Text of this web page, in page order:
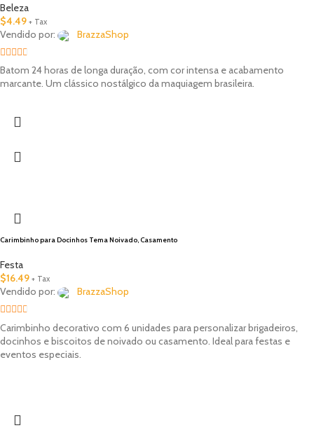
Beleza
$4.49 + Tax
Vendido por: BrazzaShop
2.33
out of
Batom 24 horas de longa duração, com cor intensa e acabamento
marcante. Um clássico nostálgico da maquiagem brasileira.
Carimbinho para Docinhos Tema Noivado, Casamento
Festa
$16.49 + Tax
Vendido por: BrazzaShop
2.33
out of
5
Carimbinho decorativo com 6 unidades para personalizar brigadeiros,
docinhos e biscoitos de noivado ou casamento. Ideal para festas e
eventos especiais.